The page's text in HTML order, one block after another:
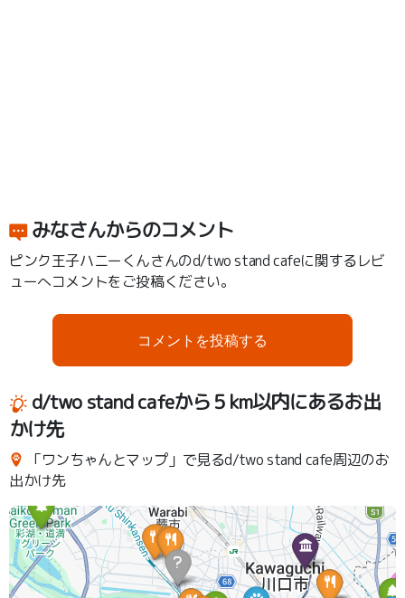
みなさんからのコメント
ピンク王子ハニーくんさんのd/two stand cafeに関するレビ
ューへコメントをご投稿ください。
コメントを投稿する
d/two stand cafeから５km以内にあるお出
かけ先
「ワンちゃんとマップ」で見るd/two stand cafe周辺のお
出かけ先